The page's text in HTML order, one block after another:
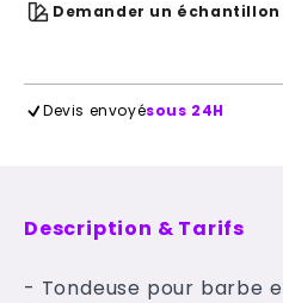
Demander un échantillon
Devis envoyésous 24H
Description & Tarifs
- Tondeuse pour barbe